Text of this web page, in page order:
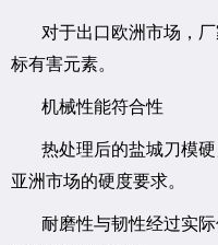
对于出口欧洲市场，
标有害元素。
机械性能符合性
热处理后的盐城刀模
亚洲市场的硬度要求。
耐磨性与韧性经过实